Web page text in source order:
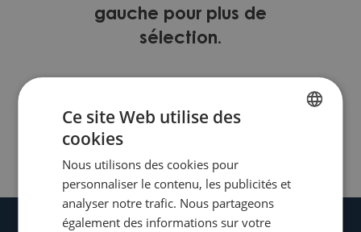
gauche pour plus de
sélection.
Trier par : PRIX NOMS
Ce site Web utilise des
cookies
Nous utilisons des cookies pour
personnaliser le contenu, les publicités et
analyser notre trafic. Nous partageons
également des informations sur votre